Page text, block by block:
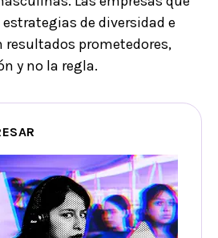
de diversidad e
prometedores,
y no la regla.